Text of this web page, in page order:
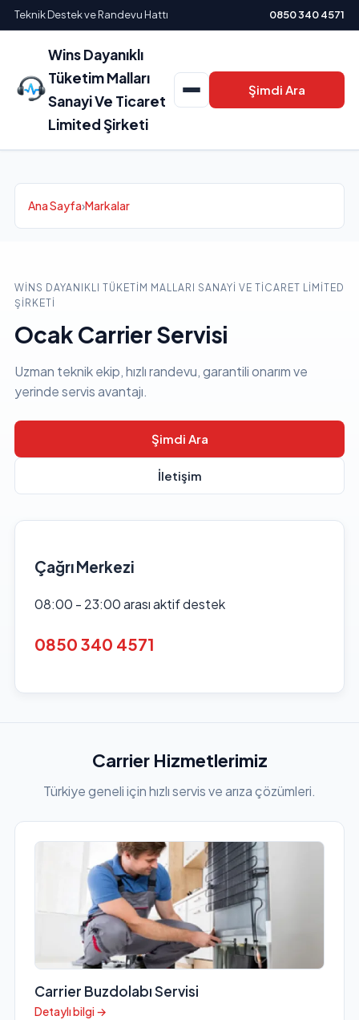
Teknik Destek ve Randevu Hattı 0850 340 4571
Wins Dayanıklı
Tüketim Malları
Sanayi Ve Ticaret
Limited Şirketi
Şimdi Ara
Ana Sayfa›Markalar
WINS DAYANIKLI TÜKETIM MALLARI SANAYI VE TICARET LIMITED
ŞIRKETI
Ocak Carrier Servisi
Uzman teknik ekip, hızlı randevu, garantili onarım ve
yerinde servis avantajı.
Şimdi Ara
İletişim
Çağrı Merkezi
08:00 - 23:00 arası aktif destek
0850 340 4571
Carrier Hizmetlerimiz
Türkiye geneli için hızlı servis ve arıza çözümleri.
Carrier Buzdolabı Servisi
Detaylı bilgi →